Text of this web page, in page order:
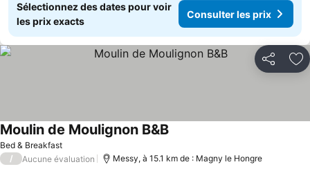
Sélectionnez des dates pour voir
les prix exacts
Consulter les prix
Partager
Bed & Breakfast
Moulin de Moulignon B&B
/ Aucune évaluation Messy, à 15.1 km de : Magny le Hongre